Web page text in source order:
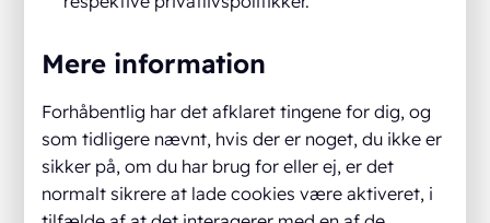
Mere information
Forhåbentlig har det afklaret tingene for dig, og
som tidligere nævnt, hvis der er noget, du ikke er
sikker på, om du har brug for eller ej, er det
normalt sikrere at lade cookies være aktiveret, i